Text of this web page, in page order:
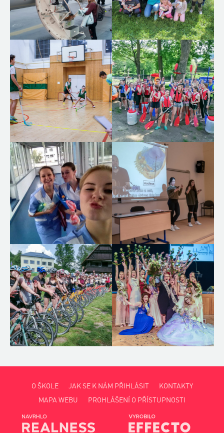
O ŠKOLE JAK SE K NÁM PŘIHLÁSIT
KONTAKTY
MAPA WEBU
PROHLÁŠENÍ O PŘÍSTUPNOSTI